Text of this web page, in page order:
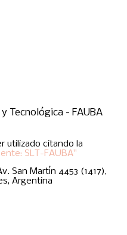
Tecnológica - FAUBA
utilizado citando la
SLT-FAUBA"
San Martín 4453 (1417),
Argentina